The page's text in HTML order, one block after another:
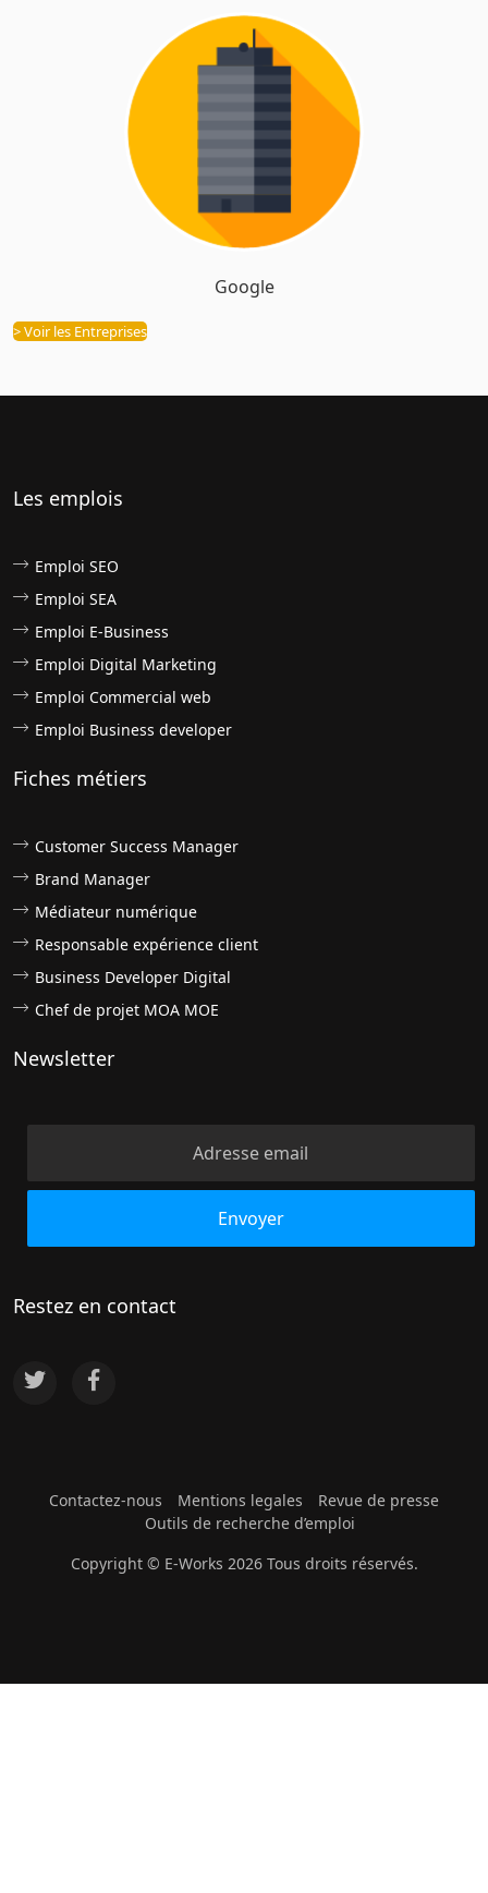
Entreprises
Google
> Voir les Entreprises
Les emplois
Emploi SEO
Emploi SEA
Emploi E-Business
Emploi Digital Marketing
Emploi Commercial web
Emploi Business developer
Fiches métiers
Customer Success Manager
Brand Manager
Médiateur numérique
Responsable expérience client
Business Developer Digital
Chef de projet MOA MOE
Newsletter
Restez en contact
Contactez-nous Mentions legales
Revue de presse
Outils de recherche d’emploi
Copyright © E-Works 2026 Tous droits réservés.